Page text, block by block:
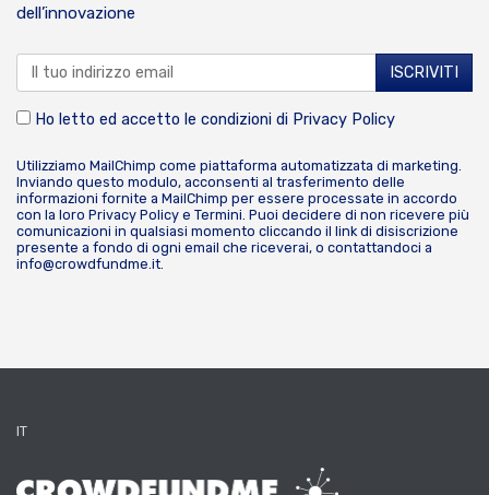
dell’innovazione
Ho letto ed accetto le condizioni di Privacy Policy
Utilizziamo MailChimp come piattaforma automatizzata di marketing.
Inviando questo modulo, acconsenti al trasferimento delle
informazioni fornite a MailChimp per essere processate in accordo
con la loro Privacy Policy e Termini. Puoi decidere di non ricevere più
comunicazioni in qualsiasi momento cliccando il link di disiscrizione
presente a fondo di ogni email che riceverai, o contattandoci a
info@crowdfundme.it.
IT